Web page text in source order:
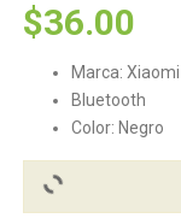
$36.00
Marca: Xiaomi
Bluetooth
Color: Negro